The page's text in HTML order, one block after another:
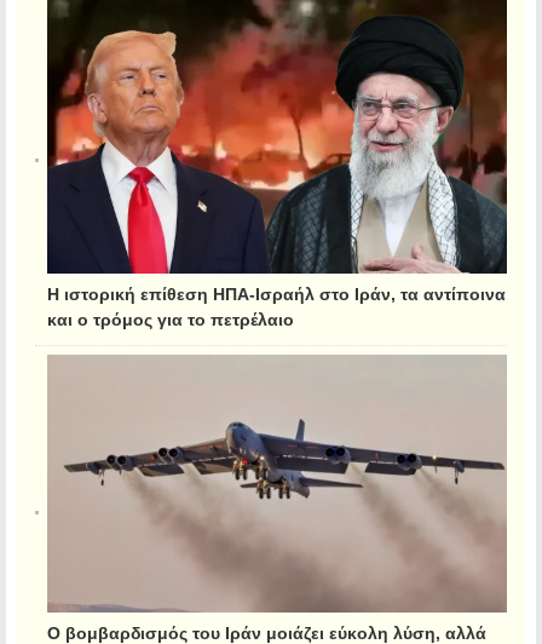
Η ιστορική επίθεση ΗΠΑ-Ισραήλ στο Ιράν, τα αντίποινα
και ο τρόμος για το πετρέλαιο
Ο βομβαρδισμός του Ιράν μοιάζει εύκολη λύση, αλλά